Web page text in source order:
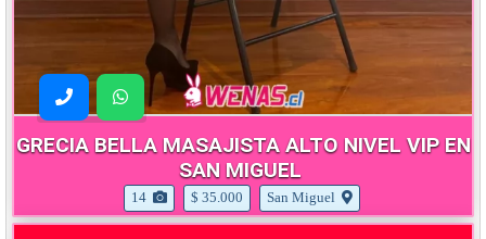
GRECIA BELLA MASAJISTA ALTO NIVEL VIP EN
SAN MIGUEL
14 $ 35.000 San Miguel